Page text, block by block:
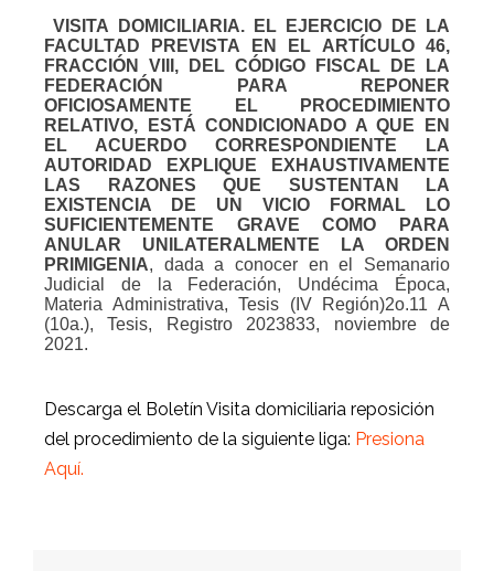
VISITA DOMICILIARIA. EL EJERCICIO DE LA
FACULTAD PREVISTA EN EL ARTÍCULO 46,
FRACCIÓN VIII, DEL CÓDIGO FISCAL DE LA
FEDERACIÓN PARA REPONER
OFICIOSAMENTE EL PROCEDIMIENTO
RELATIVO, ESTÁ CONDICIONADO A QUE EN
EL ACUERDO CORRESPONDIENTE LA
AUTORIDAD EXPLIQUE EXHAUSTIVAMENTE
LAS RAZONES QUE SUSTENTAN LA
EXISTENCIA DE UN VICIO FORMAL LO
SUFICIENTEMENTE GRAVE COMO PARA
ANULAR UNILATERALMENTE LA ORDEN
PRIMIGENIA, dada a conocer en el Semanario
Judicial de la Federación, Undécima Época,
Materia Administrativa, Tesis (IV Región)2o.11 A
(10a.), Tesis, Registro 2023833, noviembre de
2021.
Descarga el Boletín Visita domiciliaria reposición
del procedimiento de la siguiente liga: Presiona
Aquí.